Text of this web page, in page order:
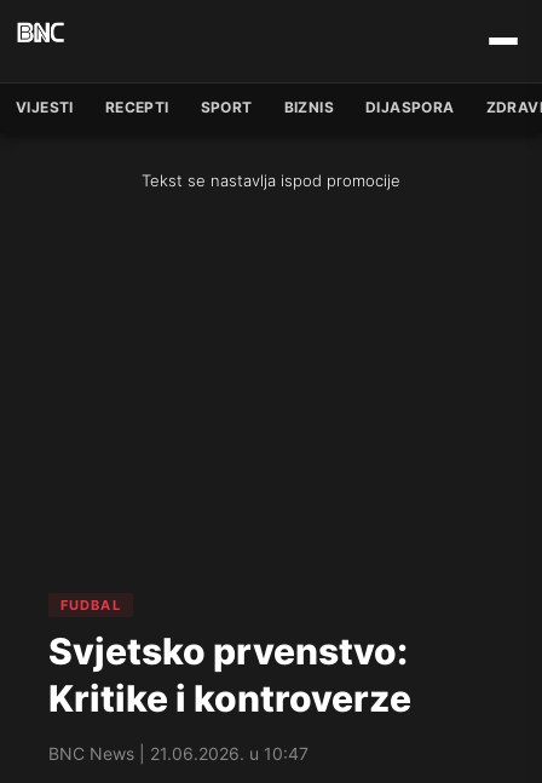
VIJESTI RECEPTI SPORT BIZNIS DIJASPORA
Tekst se nastavlja ispod promocije
FUDBAL
Svjetsko prvenstvo:
Kritike i kontroverze
BNC News | 21.06.2026. u 10:47